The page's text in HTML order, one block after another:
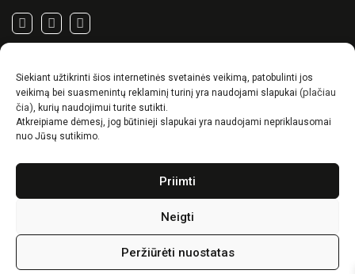
Siekiant užtikrinti šios internetinės svetainės veikimą, patobulinti jos
veikimą bei suasmenintų reklaminį turinį yra naudojami slapukai (plačiau
čia), kurių naudojimui turite sutikti.
Atkreipiame dėmesį, jog būtinieji slapukai yra naudojami nepriklausomai
nuo Jūsų sutikimo.
Priimti
Neigti
Peržiūrėti nuostatas
Privatumo politika
Pirkimo sąlygos
Prekių pristatymo / grąžinimo sąlygos
RENSON© -unikalūs eksterjero sprendimai.
Gyvenimas lauke
Idėjos, kaip suskurti ypatingą kiemo charakterį